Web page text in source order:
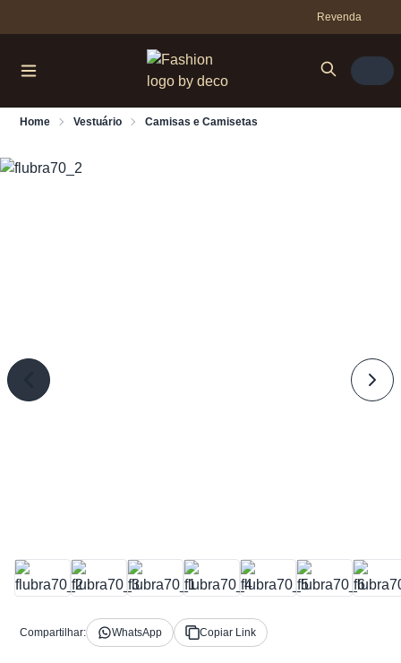
Revenda
Home Vestuário Camisas e Camisetas
Compartilhar: WhatsApp Copiar Link